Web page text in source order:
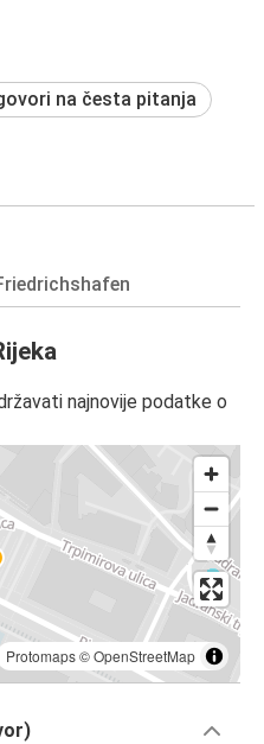
na česta pitanja
najnovije podatke o
Protomaps©OpenStreetMap